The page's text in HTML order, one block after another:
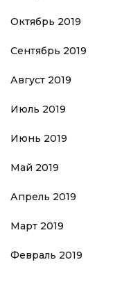
Октябрь 2019
Сентябрь 2019
Август 2019
Июль 2019
Июнь 2019
Май 2019
Апрель 2019
Март 2019
Февраль 2019